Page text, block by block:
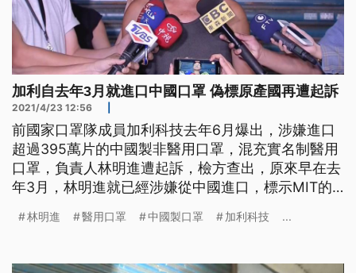
加利自去年3月就進口中國口罩 偽標原產國再遭起訴
2021/4/23 12:56
前國家口罩隊成員加利科技去年6月爆出，涉嫌進口
超過395萬片的中國製非醫用口罩，混充實名制醫用
口罩，負責人林明進遭起訴，檢方查出，原來早在去
年3月，林明進就已經涉嫌從中國進口，標示MIT的
此，林明進低調不願多談。 「我剛開始加入國家
恥。」曾在受訪時，一度聲稱以口罩國家隊為恥，加
林明進 醫用口罩 中國製口罩 加利科技 ...